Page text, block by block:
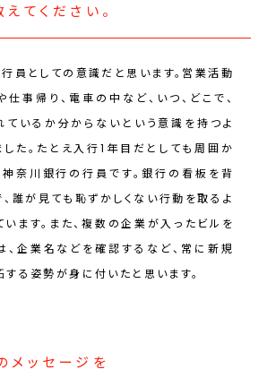
てください。
行員としての意識だと思います。営業活動
事帰り、電車の中など、いつ、どこで、
ているか分からないという意識を持つよ
した。たとえ入行1年目だとしても周囲か
神奈川銀行の行員です。銀行の看板を背
誰が見ても恥ずかしくない行動を取るよ
います。また、複数の企業が入ったビルを
、企業名などを確認するなど、常に新規
る姿勢が身に付いたと思います。
メッセージを